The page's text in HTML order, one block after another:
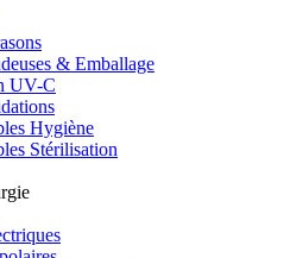
& Emballage
UV-C
Hygiène
Stérilisation